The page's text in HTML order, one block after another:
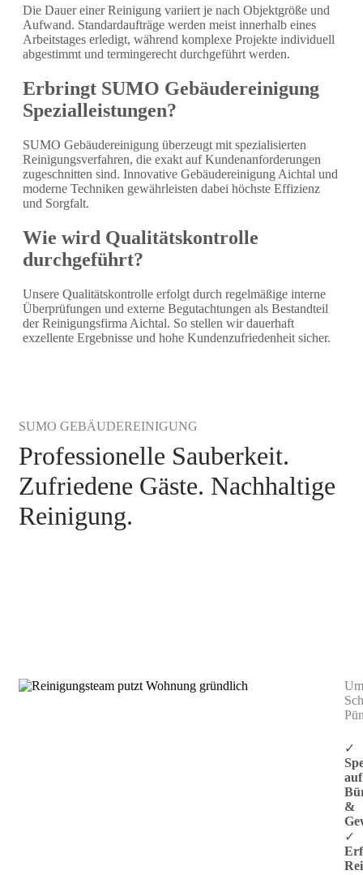
Die Dauer einer Reinigung variiert je nach Objektgröße und
Aufwand. Standardaufträge werden meist innerhalb eines
Arbeitstages erledigt, während komplexe Projekte individuell
abgestimmt und termingerecht durchgeführt werden.
Erbringt SUMO Gebäudereinigung
Spezialleistungen?
SUMO Gebäudereinigung überzeugt mit spezialisierten
Reinigungsverfahren, die exakt auf Kundenanforderungen
zugeschnitten sind. Innovative Gebäudereinigung Aichtal und
moderne Techniken gewährleisten dabei höchste Effizienz
und Sorgfalt.
Wie wird Qualitätskontrolle
durchgeführt?
Unsere Qualitätskontrolle erfolgt durch regelmäßige interne
Überprüfungen und externe Begutachtungen als Bestandteil
der Reinigungsfirma Aichtal. So stellen wir dauerhaft
exzellente Ergebnisse und hohe Kundenzufriedenheit sicher.
SUMO GEBÄUDEREINIGUNG
Professionelle Sauberkeit.
Zufriedene Gäste. Nachhaltige
Reinigung.
✓
auf
&
✓